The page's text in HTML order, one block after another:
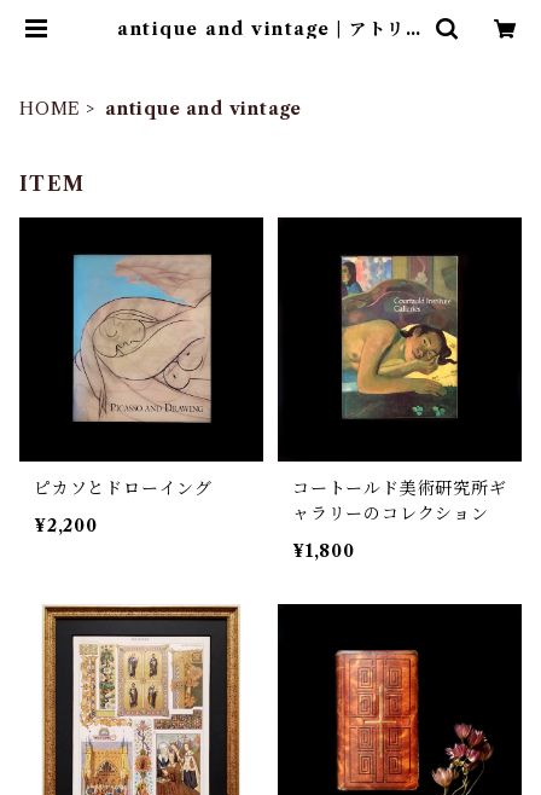
antique and vintage | アトリエ
HOME antique and vintage
ITEM
ピカソとドローイング
¥2,200
コートールド美術研究所ギ
ャラリーのコレクション
¥1,800